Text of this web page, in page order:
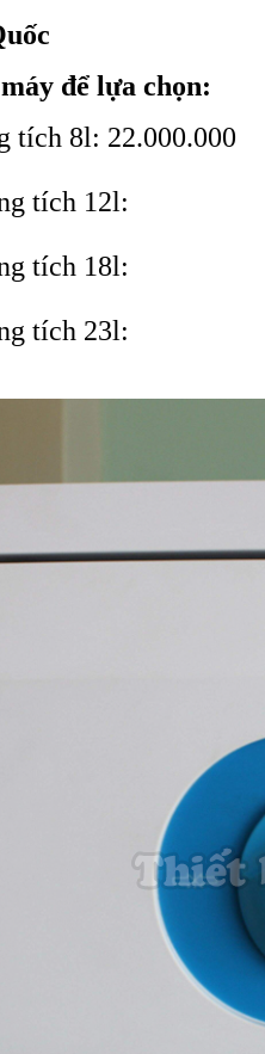
để lựa chọn:
tích 8l: 22.000.000
tích 12l:
tích 18l:
tích 23l: